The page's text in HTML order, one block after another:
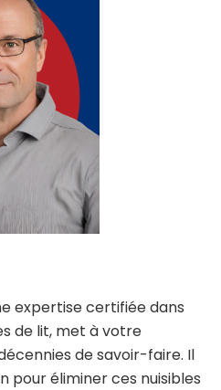
expertise certifiée dans
de lit, met à votre
de savoir-faire. Il
pour éliminer ces nuisibles